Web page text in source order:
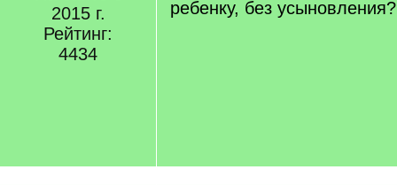
2015 г.
Рейтинг:
4434
ребенку, без усыновления?